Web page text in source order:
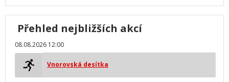
Přehled nejbližších akcí
08.08.2026 12:00
Vnorovská desítka